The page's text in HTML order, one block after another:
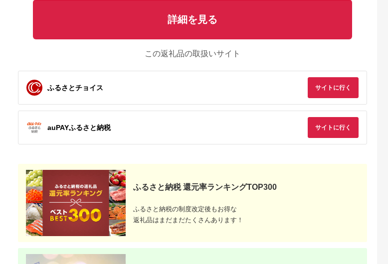
出典：JRE MALLふる
さと納税
しの素3個セット：
温OK！ごろっと！鶏
ト
税
【ふるさと納税】やま
がた地鶏 (むね肉、も
岩手で育てたフラン
赤鶏 手羽元あぶり焼
詳細を見る
この返礼品の取扱いサイト
ふるさとチョイス サイトに行く
auPAYふるさと納税 サイトに行く
ふるさと納税 還元率ランキングTOP300
ふるさと納税の制度改定後もお得な
返礼品はまだまだたくさんあります！